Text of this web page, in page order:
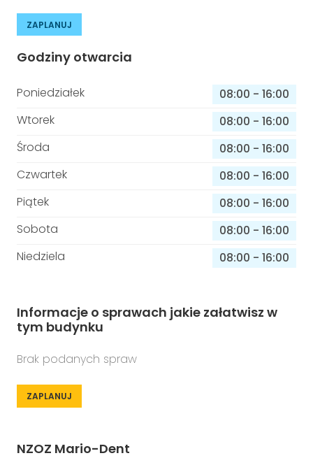
ZAPLANUJ
Godziny otwarcia
Poniedziałek 08:00 - 16:00
Wtorek
08:00 - 16:00
Środa
08:00 - 16:00
Czwartek
08:00 - 16:00
Piątek
08:00 - 16:00
Sobota
08:00 - 16:00
Niedziela
08:00 - 16:00
Informacje o sprawach jakie załatwisz w
tym budynku
Brak podanych spraw
ZAPLANUJ
NZOZ Mario-Dent